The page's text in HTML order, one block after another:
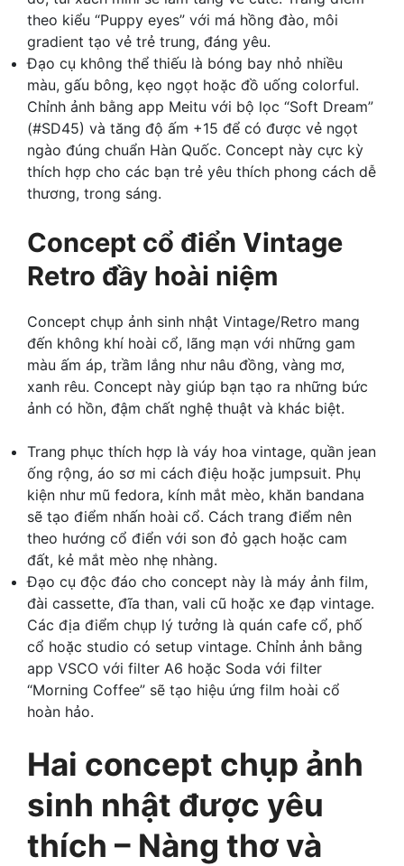
theo kiểu “Puppy eyes” với má hồng đào, môi
gradient tạo vẻ trẻ trung, đáng yêu.
Đạo cụ không thể thiếu là bóng bay nhỏ nhiều
màu, gấu bông, kẹo ngọt hoặc đồ uống colorful.
Chỉnh ảnh bằng app Meitu với bộ lọc “Soft Dream”
(#SD45) và tăng độ ấm +15 để có được vẻ ngọt
ngào đúng chuẩn Hàn Quốc. Concept này cực kỳ
thích hợp cho các bạn trẻ yêu thích phong cách dễ
thương, trong sáng.
Concept cổ điển Vintage
Retro đầy hoài niệm
Concept chụp ảnh sinh nhật Vintage/Retro mang
đến không khí hoài cổ, lãng mạn với những gam
màu ấm áp, trầm lắng như nâu đồng, vàng mơ,
xanh rêu. Concept này giúp bạn tạo ra những bức
ảnh có hồn, đậm chất nghệ thuật và khác biệt.
Trang phục thích hợp là váy hoa vintage, quần jean
ống rộng, áo sơ mi cách điệu hoặc jumpsuit. Phụ
kiện như mũ fedora, kính mắt mèo, khăn bandana
sẽ tạo điểm nhấn hoài cổ. Cách trang điểm nên
theo hướng cổ điển với son đỏ gạch hoặc cam
đất, kẻ mắt mèo nhẹ nhàng.
Đạo cụ độc đáo cho concept này là máy ảnh film,
đài cassette, đĩa than, vali cũ hoặc xe đạp vintage.
Các địa điểm chụp lý tưởng là quán cafe cổ, phố
cổ hoặc studio có setup vintage. Chỉnh ảnh bằng
app VSCO với filter A6 hoặc Soda với filter
“Morning Coffee” sẽ tạo hiệu ứng film hoài cổ
hoàn hảo.
Hai concept chụp ảnh
sinh nhật được yêu
thích – Nàng thơ và